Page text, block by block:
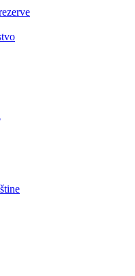
inspekcijske poslove
zaštite